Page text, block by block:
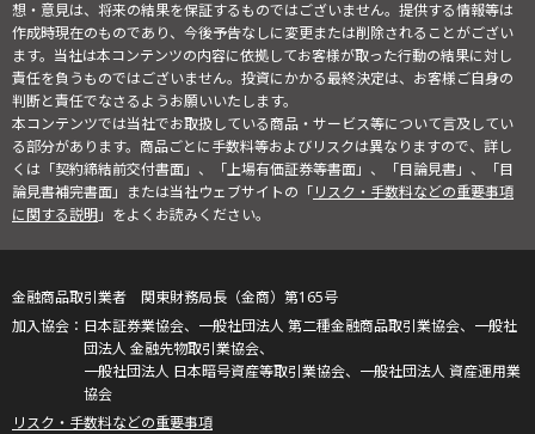
想・意見は、将来の結果を保証するものではございません。提供する情報等は
作成時現在のものであり、今後予告なしに変更または削除されることがござい
ます。当社は本コンテンツの内容に依拠してお客様が取った行動の結果に対し
責任を負うものではございません。投資にかかる最終決定は、お客様ご自身の
判断と責任でなさるようお願いいたします。
本コンテンツでは当社でお取扱している商品・サービス等について言及してい
る部分があります。商品ごとに手数料等およびリスクは異なりますので、詳し
くは「契約締結前交付書面」、「上場有価証券等書面」、「目論見書」、「目
論見書補完書面」または当社ウェブサイトの「リスク・手数料などの重要事項
に関する説明」をよくお読みください。
金融商品取引業者 関東財務局長（金商）第165号
日本証券業協会、一般社団法人 第二種金融商品取引業協会、一般社
団法人 金融先物取引業協会、
一般社団法人 日本暗号資産等取引業協会、一般社団法人 資産運用業
協会
リスク・手数料などの重要事項